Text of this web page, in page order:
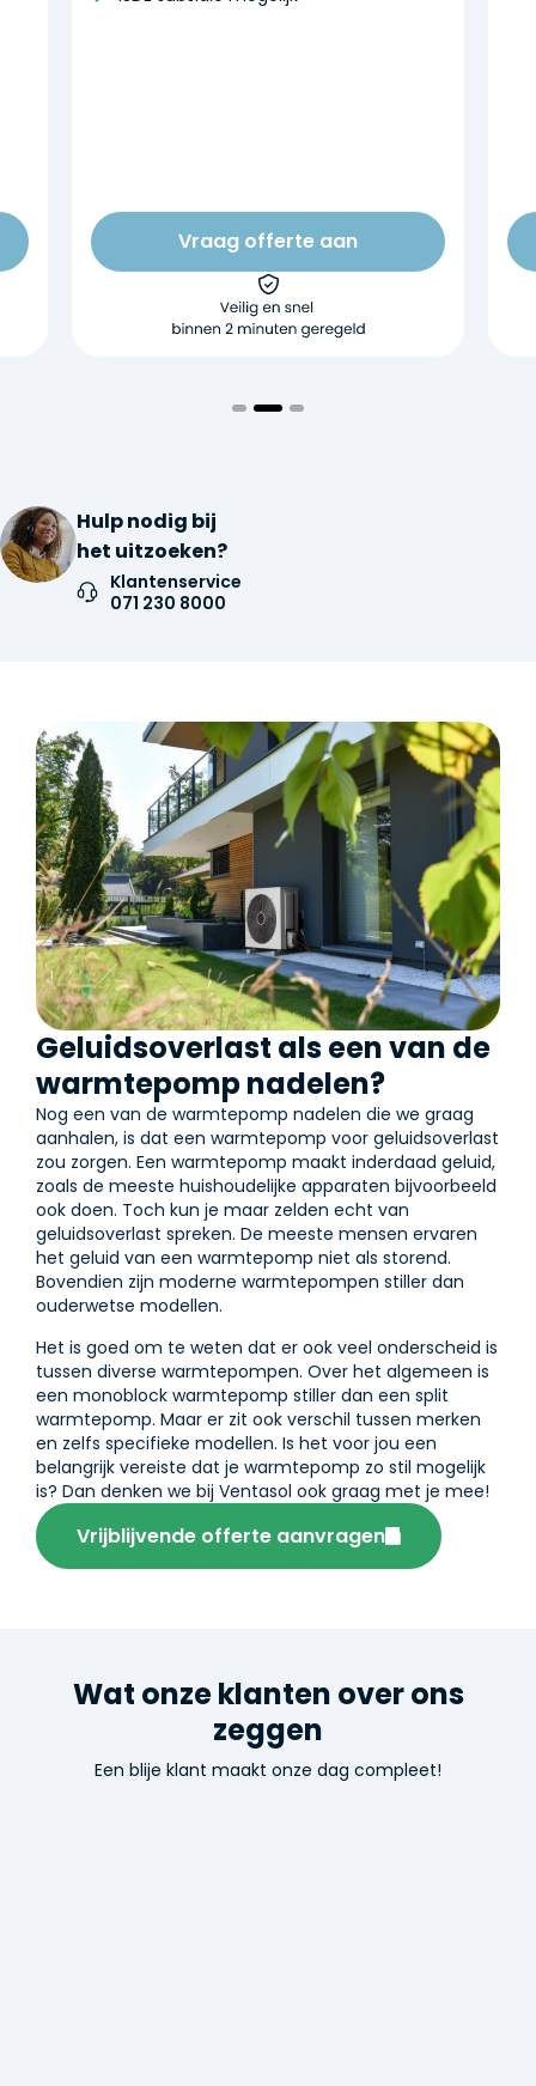
Vraag offerte aan
Hulp nodig bij
het uitzoeken?
Klantenservice
071 230 8000
Geluidsoverlast als een van de
warmtepomp nadelen?
Nog een van de warmtepomp nadelen die we graag
aanhalen, is dat een warmtepomp voor geluidsoverlast
zou zorgen. Een warmtepomp maakt inderdaad geluid,
zoals de meeste huishoudelijke apparaten bijvoorbeeld
ook doen. Toch kun je maar zelden echt van
geluidsoverlast spreken. De meeste mensen ervaren
het geluid van een warmtepomp niet als storend.
Bovendien zijn moderne warmtepompen stiller dan
ouderwetse modellen.
Het is goed om te weten dat er ook veel onderscheid is
tussen diverse warmtepompen. Over het algemeen is
een monoblock warmtepomp stiller dan een split
warmtepomp. Maar er zit ook verschil tussen merken
en zelfs specifieke modellen. Is het voor jou een
belangrijk vereiste dat je warmtepomp zo stil mogelijk
is? Dan denken we bij Ventasol ook graag met je mee!
Vrijblijvende offerte aanvragen
Wat onze klanten over ons
zeggen
Een blije klant maakt onze dag compleet!